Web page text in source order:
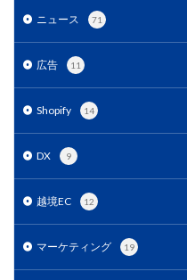
ニュース 71
広告 11
Shopify 14
DX 9
越境EC 12
マーケティング 19